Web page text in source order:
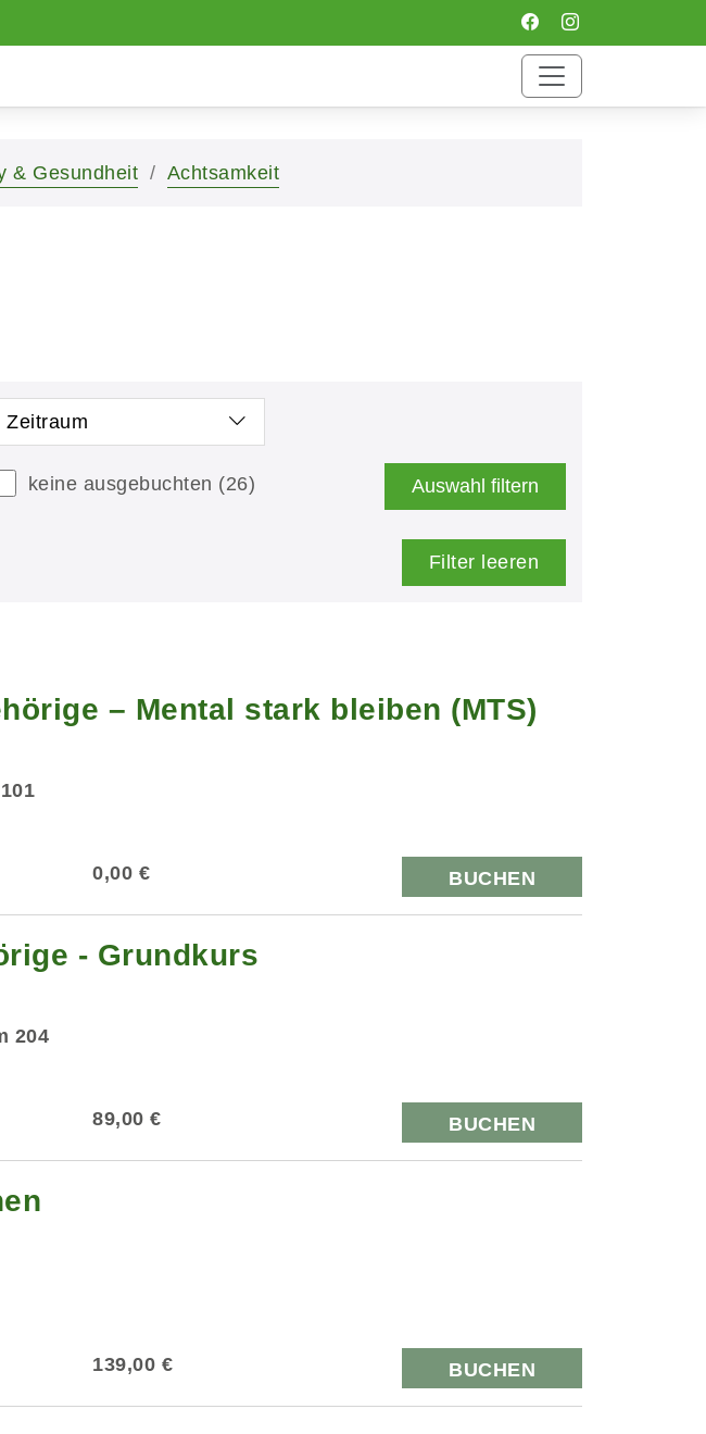
& Gesundheit Achtsamkeit
Zeitraum
keine ausgebuchten (26) Auswahl filtern
Filter leeren
– Mental stark bleiben (MTS)
0,00 € BUCHEN
- Grundkurs
204
89,00 € BUCHEN
139,00 € BUCHEN